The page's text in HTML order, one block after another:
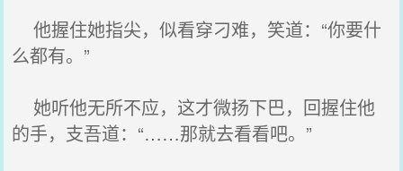
他握住她指尖，似看穿刁难，笑道：“你要什
么都有。”
她听他无所不应，这才微扬下巴，回握住他
的手，支吾道：“……那就去看看吧。”